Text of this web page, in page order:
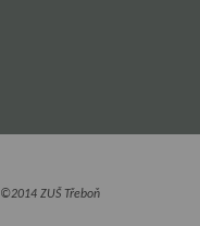
©2014 ZUŠ Třeboň